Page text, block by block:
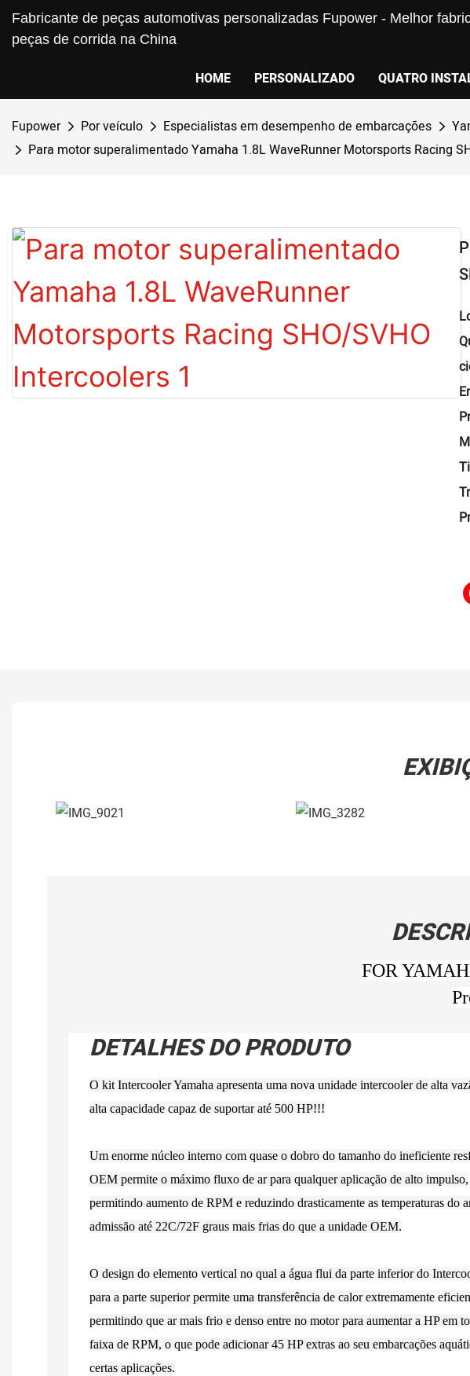
Fabricante de peças automotivas personalizadas Fupower - Melhor
peças de corrida na China
HOME PERSONALIZADO QUATRO
Fupower Por veículo Especialistas em desempenho de embarcações
Para motor superalimentado Yamaha 1.8L WaveRunner Motorsports Racing
FOR
DETALHES DO PRODUTO
O kit Intercooler Yamaha apresenta uma nova unidade intercooler de alta
alta capacidade capaz de suportar até 500 HP!!!
Um enorme núcleo interno com quase o dobro do tamanho do ineficiente
OEM permite o máximo fluxo de ar para qualquer aplicação de alto impulso,
permitindo aumento de RPM e reduzindo drasticamente as temperaturas do
admissão até 22C/72F graus mais frias do que a unidade OEM.
O design do elemento vertical no qual a água flui da parte inferior do
para a parte superior permite uma transferência de calor extremamente
permitindo que ar mais frio e denso entre no motor para aumentar a HP em
faixa de RPM, o que pode adicionar 45 HP extras ao seu embarcações
certas aplicações.